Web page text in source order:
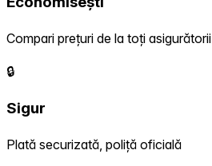
Compari prețuri de la toți asigurătorii
🔒
Sigur
Plată securizată, poliță oficială